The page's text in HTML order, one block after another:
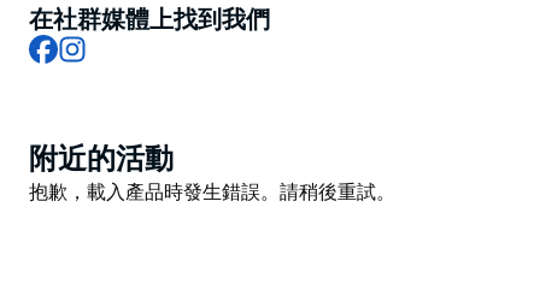
充分享受城市生活的便利。
在社群媒體上找到我們
Facebook
Product
List
附近的活動
Product
抱歉，載入產品時發生錯誤。請稍後重試。